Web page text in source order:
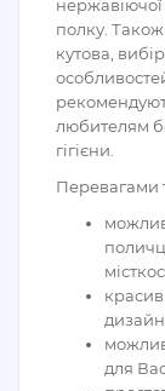
полку.
кутова,
любителям
гігієни.
Перевагами
для